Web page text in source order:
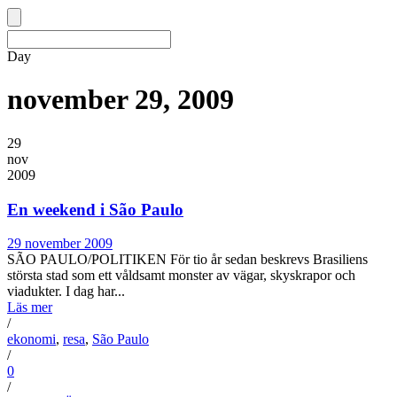
Day
november 29, 2009
29
nov
2009
En weekend i São Paulo
29 november 2009
SÃO PAULO/POLITIKEN För tio år sedan beskrevs Brasiliens
största stad som ett våldsamt monster av vägar, skyskrapor och
viadukter. I dag har...
Läs mer
/
ekonomi, resa, São Paulo
/
0
/